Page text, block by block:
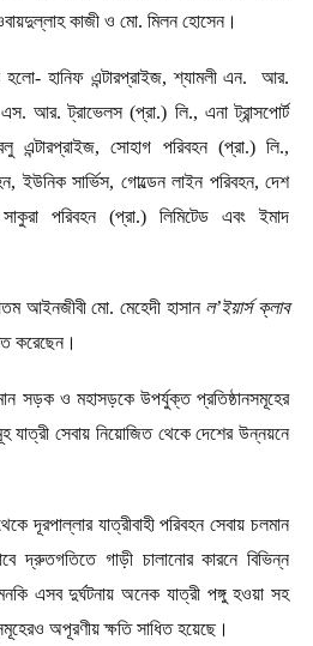
কাজী ও মো. মিলন হোসেন।
হলো- হানিফ এন্টারপ্রাইজ, শ্যামলী এন. আর.
এস. আর. ট্রাভেলস (প্রা.) লি., এনা ট্রান্সপোর্ট
এন্টারপ্রাইজ, সোহাগ পরিবহন (প্রা.) লি.,
ইউনিক সার্ভিস, গোল্ডেন লাইন পরিবহন, দেশ
পরিবহন (প্রা.) লিমিটেড এবং ইমাদ
আইনজীবী মো. মেহেদী হাসান ল’ইয়ার্স ক্লাব
করেছেন।
সড়ক ও মহাসড়কে উপর্যুক্ত প্রতিষ্ঠানসমূহের
যাত্রী সেবায় নিয়োজিত থেকে দেশের উন্নয়নে
দূরপাল্লার যাত্রীবাহী পরিবহন সেবায় চলমান
দ্রুতগতিতে গাড়ী চালানোর কারনে বিভিন্ন
এসব দুর্ঘটনায় অনেক যাত্রী পঙ্গু হওয়া সহ
অপূরণীয় ক্ষতি সাধিত হয়েছে।